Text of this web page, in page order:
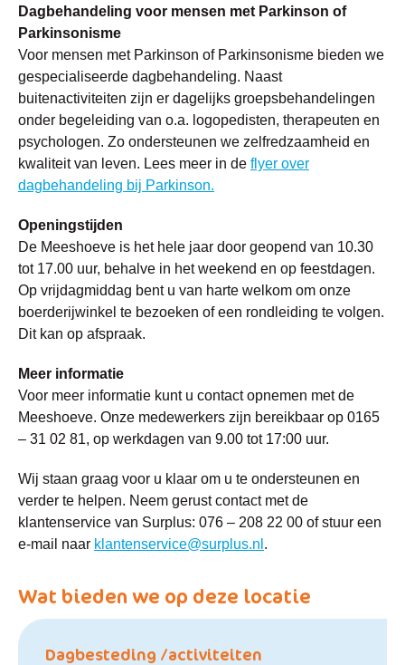
Dagbehandeling voor mensen met Parkinson of
Parkinsonisme
Voor mensen met Parkinson of Parkinsonisme bieden we
gespecialiseerde dagbehandeling. Naast
buitenactiviteiten zijn er dagelijks groepsbehandelingen
onder begeleiding van o.a. logopedisten, therapeuten en
psychologen. Zo ondersteunen we zelfredzaamheid en
kwaliteit van leven. Lees meer in de flyer over
dagbehandeling bij Parkinson.
Openingstijden
De Meeshoeve is het hele jaar door geopend van 10.30
tot 17.00 uur, behalve in het weekend en op feestdagen.
Op vrijdagmiddag bent u van harte welkom om onze
boerderijwinkel te bezoeken of een rondleiding te volgen.
Dit kan op afspraak.
Meer informatie
Voor meer informatie kunt u contact opnemen met de
Meeshoeve. Onze medewerkers zijn bereikbaar op 0165
– 31 02 81, op werkdagen van 9.00 tot 17:00 uur.
Wij staan graag voor u klaar om u te ondersteunen en
verder te helpen. Neem gerust contact met de
klantenservice van Surplus: 076 – 208 22 00 of stuur een
e-mail naar klantenservice@surplus.nl .
Wat bieden we op deze locatie
Dagbesteding /activiteiten